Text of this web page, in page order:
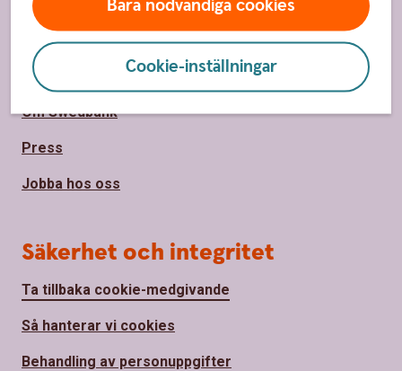
Bara nödvändiga cookies
Cookie-inställningar
Räntor, priser och kurser
Hitta bankkontor
Om Swedbank
Press
Jobba hos oss
Säkerhet och integritet
Ta tillbaka cookie-medgivande
Så hanterar vi cookies
Behandling av personuppgifter